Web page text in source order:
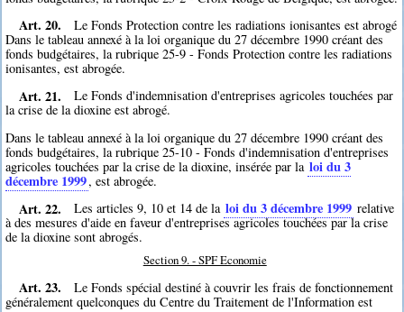
Art. 20.
Le Fonds Protection contre les radiations ionisantes est abrogé
Dans le tableau annexé à la loi organique du 27 décembre 1990 créant des
fonds budgétaires, la rubrique 25-9 - Fonds Protection contre les radiations
ionisantes, est abrogée.
Art. 21.
Le Fonds d'indemnisation d'entreprises agricoles touchées par
la crise de la dioxine est abrogé.
Dans le tableau annexé à la loi organique du 27 décembre 1990 créant des
fonds budgétaires, la rubrique 25-10 - Fonds d'indemnisation d'entreprises
agricoles touchées par la crise de la dioxine, insérée par la loi du 3
décembre 1999, est abrogée.
Art. 22. Les articles 9, 10 et 14 de la loi du 3 décembre 1999 relative
à des mesures d'aide en faveur d'entreprises agricoles touchées par la crise
de la dioxine sont abrogés.
Section 9. - SPF Economie
Art. 23.
Le Fonds spécial destiné à couvrir les frais de fonctionnement
généralement quelconques du Centre du Traitement de l'Information est